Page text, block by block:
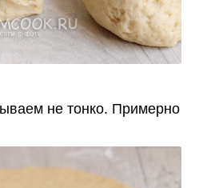
не тонко. Примерно